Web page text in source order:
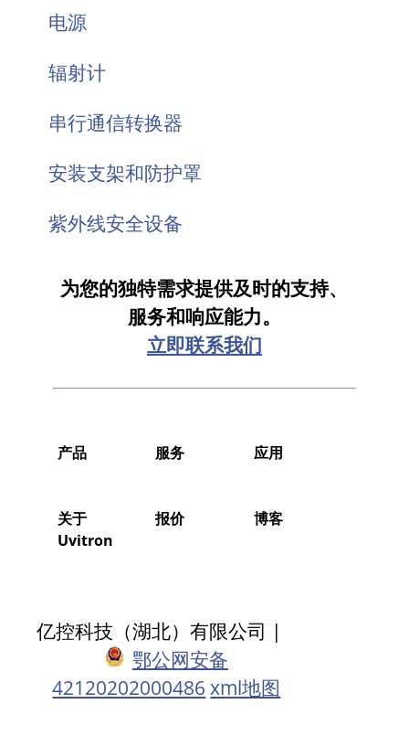
电源
辐射计
串行通信转换器
安装支架和防护罩
紫外线安全设备
为您的独特需求提供及时的支持、
服务和响应能力。
立即联系我们
产品 服务 应用
关于
Uvitron
报价 博客
亿控科技（湖北）有限公司 |
鄂公网安备
42120202000486 xml地图